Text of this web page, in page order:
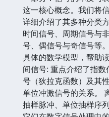
这一核心概念。我们将
详细介绍了其多种分类
时间信号、周期信号与
号、偶信号与奇信号等
具体的数学模型，帮助
间信号: 重点介绍了指
号（狄拉克函数）及其
单位冲激信号的关系。
抽样脉冲、单位抽样序